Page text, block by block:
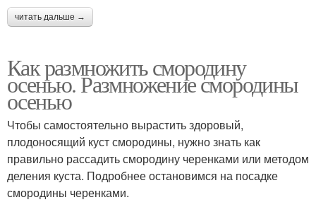
читать дальше →
Как размножить смородину
осенью. Размножение смородины
осенью
Чтобы самостоятельно вырастить здоровый,
плодоносящий куст смородины, нужно знать как
правильно рассадить смородину черенками или методом
деления куста. Подробнее остановимся на посадке
смородины черенками.